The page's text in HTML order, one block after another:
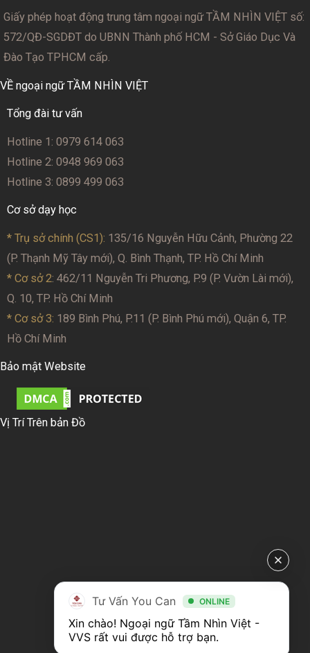
Giấy phép hoạt động trung tâm ngoại ngữ TẦM NHÌN VIỆT số:
572/QĐ-SGDĐT do UBNN Thành phố HCM - Sở Giáo Dục Và
Đào Tạo TPHCM cấp.
VỀ ngoại ngữ TẦM NHÌN VIỆT
Tổng đài tư vấn
Hotline 1: 0979 614 063
Hotline 2: 0948 969 063
Hotline 3: 0899 499 063
Cơ sở dạy học
* Trụ sở chính (CS1): 135/16 Nguyễn Hữu Cảnh, Phường 22
(P. Thạnh Mỹ Tây mới), Q. Bình Thạnh, TP. Hồ Chí Minh
* Cơ sở 2: 462/11 Nguyễn Tri Phương, P.9 (P. Vườn Lài mới),
Q. 10, TP. Hồ Chí Minh
* Cơ sở 3: 189 Bình Phú, P.11 (P. Bình Phú mới), Quận 6, TP.
Hồ Chí Minh
Bảo mật Website
Vị Trí Trên bản Đồ
Tư Vấn You Can ONLINE
Xin chào! Ngoại ngữ Tầm Nhìn Việt -
VVS rất vui được hỗ trợ bạn.